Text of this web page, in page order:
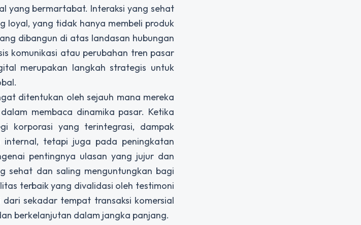
yang bermartabat. Interaksi yang sehat
loyal, yang tidak hanya membeli produk
dibangun di atas landasan hubungan
komunikasi atau perubahan tren pasar
merupakan langkah strategis untuk
ditentukan oleh sejauh mana mereka
membaca dinamika pasar. Ketika
korporasi yang terintegrasi, dampak
tetapi juga pada peningkatan
pentingnya ulasan yang jujur dan
sehat dan saling menguntungkan bagi
terbaik yang divalidasi oleh testimoni
sekadar tempat transaksi komersial
berkelanjutan dalam jangka panjang.